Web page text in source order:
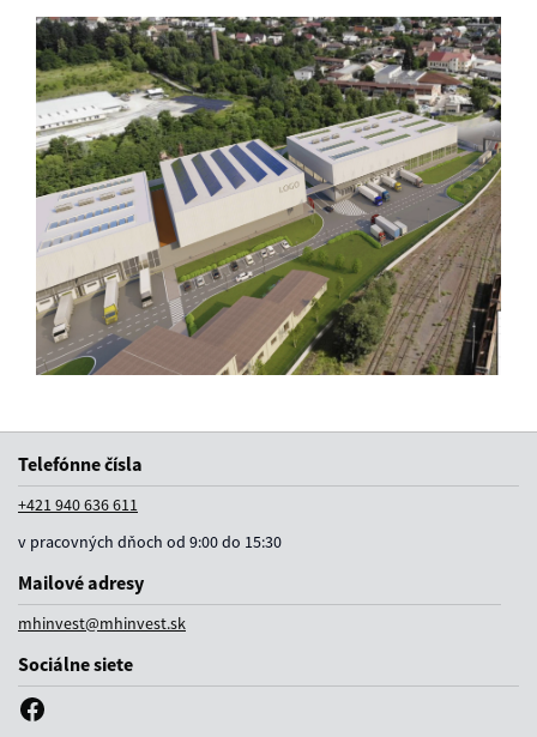
Telefónne čísla
+421 940 636 611
v pracovných dňoch od 9:00 do 15:30
Mailové adresy
mhinvest@mhinvest.sk
Sociálne siete